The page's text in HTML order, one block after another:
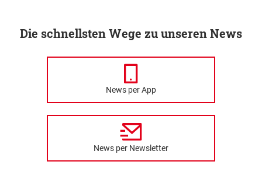
Die schnellsten Wege zu unseren News
News per App
News per Newsletter